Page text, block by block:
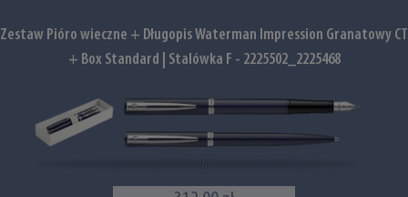
Zestaw Pióro wieczne + Długopis Waterman Impression Granatowy CT
+ Box Standard | Stalówka F - 2225502_2225468